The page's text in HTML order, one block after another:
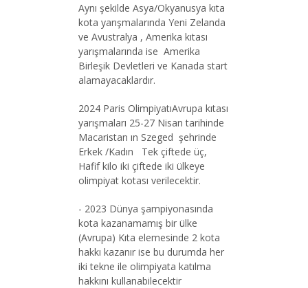
Aynı şekilde Asya/Okyanusya kıta
kota yarışmalarında Yeni Zelanda
ve Avustralya , Amerika kıtası
yarışmalarında ise Amerika
Birleşik Devletleri ve Kanada start
alamayacaklardır.
2024 Paris OlimpiyatıAvrupa kıtası
yarışmaları 25-27 Nisan tarihinde
Macaristan ın Szeged şehrinde
Erkek /Kadın Tek çiftede üç,
Hafif kilo iki çiftede iki ülkeye
olimpiyat kotası verilecektir.
- 2023 Dünya şampiyonasında
kota kazanamamış bir ülke
(Avrupa) Kıta elemesinde 2 kota
hakkı kazanır ise bu durumda her
iki tekne ile olimpiyata katılma
hakkını kullanabilecektir